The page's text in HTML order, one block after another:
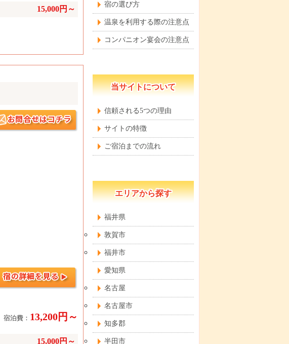
15,000円～
宿泊費： 13,200円～
15,000円～
宿の選び方
温泉を利用する際の注意点
コンパニオン宴会の注意点
当サイトについて
信頼される5つの理由
サイトの特徴
ご宿泊までの流れ
エリアから探す
福井県
敦賀市
福井市
愛知県
名古屋
名古屋市
知多郡
半田市